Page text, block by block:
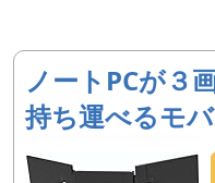
ノートPCが３
持ち運べるモ